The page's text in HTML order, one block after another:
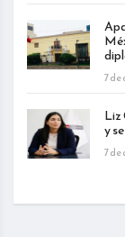
7 de
Liz
y
7 de